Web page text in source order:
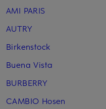
AMI PARIS
AUTRY
Birkenstock
Buena Vista
BURBERRY
CAMBIO Hosen